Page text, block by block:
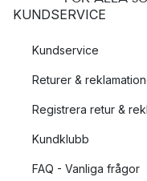
KUNDSERVICE
Kundservice
Returer &
Registrera retur &
Kundklubb
FAQ - Vanliga frågor